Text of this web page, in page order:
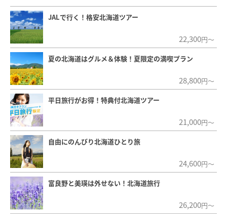
JALで行く！格安北海道ツアー
22,300円～
夏の北海道はグルメ＆体験！夏限定の満喫プラン
28,800円～
平日旅行がお得！特典付北海道ツアー
21,000円～
自由にのんびり北海道ひとり旅
24,600円～
富良野と美瑛は外せない！北海道旅行
26,200円～